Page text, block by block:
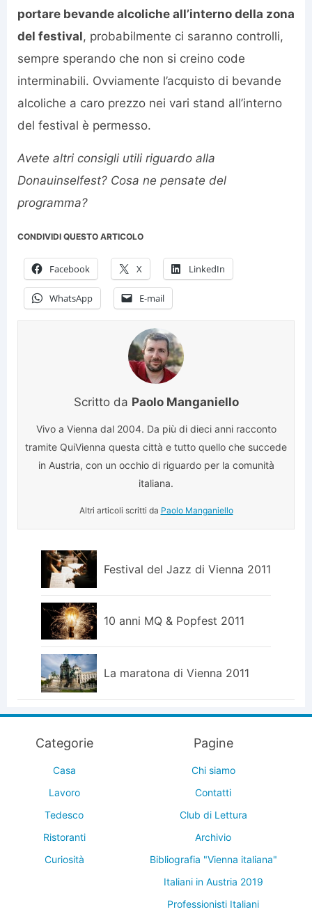
portare bevande alcoliche all’interno della zona
del festival, probabilmente ci saranno controlli,
sempre sperando che non si creino code
interminabili. Ovviamente l’acquisto di bevande
alcoliche a caro prezzo nei vari stand all’interno
del festival è permesso.
Avete altri consigli utili riguardo alla
Donauinselfest? Cosa ne pensate del
programma?
CONDIVIDI QUESTO ARTICOLO
Facebook X LinkedIn
WhatsApp E-mail
Scritto da Paolo Manganiello
Vivo a Vienna dal 2004. Da più di dieci anni racconto
tramite QuiVienna questa città e tutto quello che succede
in Austria, con un occhio di riguardo per la comunità
italiana.
Altri articoli scritti da Paolo Manganiello
Festival del Jazz di Vienna 2011
10 anni MQ & Popfest 2011
La maratona di Vienna 2011
Categorie
Casa
Lavoro
Tedesco
Ristoranti
Curiosità
Pagine
Chi siamo
Contatti
Club di Lettura
Archivio
Bibliografia "Vienna italiana"
Italiani in Austria 2019
Professionisti Italiani